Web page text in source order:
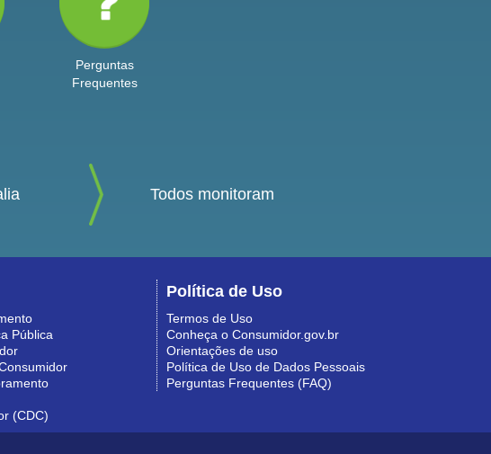
Perguntas
Frequentes
Todos monitoram
Pública
(CDC)
Política de Uso
Termos de Uso
Conheça o Consumidor.gov.br
Orientações de uso
Política de Uso de Dados Pessoais
Perguntas Frequentes (FAQ)